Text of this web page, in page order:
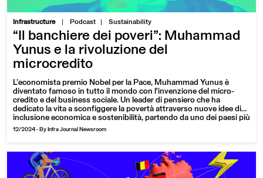
Infrastructure | Podcast Sustainability
“Il banchiere dei poveri”: Muhammad
Yunus e la rivoluzione del
microcredito
L’economista premio Nobel per la Pace, Muhammad Yunus è
diventato famoso in tutto il mondo con l'invenzione del micro-
credito e del business sociale. Un leader di pensiero che ha
dedicato la vita a sconfiggere la povertà attraverso nuove idee di
inclusione economica e sostenibilità, partendo da uno dei paesi più
difficili al mondo, il Bangladesh
12/2024 - By Infra Journal Newsroom